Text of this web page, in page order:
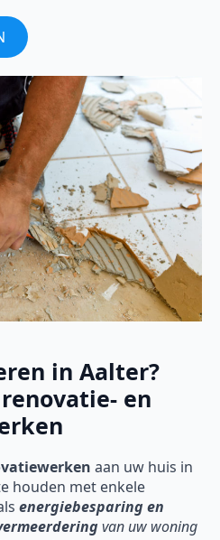
in Aalter?
en
aan uw huis in
houden met enkele
energiebesparing en
van uw woning